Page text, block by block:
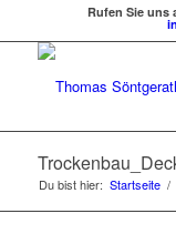
Rufen Sie uns
Du bist hier: Startseite /